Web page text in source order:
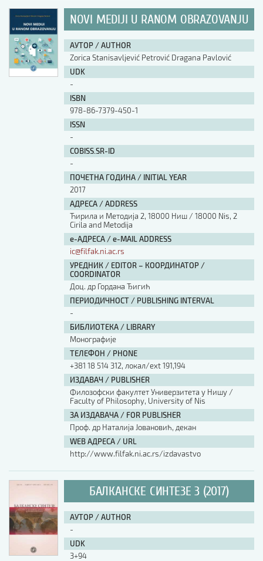
NOVI MEDIJI U RANOM OBRAZOVANJU
АУТОР / AUTHOR
Zorica Stanisavljević Petrović Dragana Pavlović
UDK
-
ISBN
978-86-7379-450-1
ISSN
-
COBISS.SR-ID
-
ПОЧЕТНА ГОДИНА / INITIAL YEAR
2017
АДРЕСА / ADDRESS
Ћирила и Методија 2, 18000 Ниш / 18000 Nis, 2
Cirila and Metodija
е-АДРЕСА / e-MAIL ADDRESS
ic@filfak.ni.ac.rs
УРЕДНИК / EDITOR – КООРДИНАТОР /
COORDINATOR
Доц. др Гордана Ђигић
ПЕРИОДИЧНОСТ / PUBLISHING INTERVAL
-
БИБЛИОТЕКА / LIBRARY
Монографије
ТЕЛЕФОН / PHONE
+381 18 514 312, локал/ext 191,194
ИЗДАВАЧ / PUBLISHER
Филозофски факултет Универзитета у Нишу /
Faculty of Philosophy, University of Nis
ЗА ИЗДАВАЧА / FOR PUBLISHER
Проф. др Наталија Јовановић, декан
WEB АДРЕСА / URL
http://www.filfak.ni.ac.rs/izdavastvo
БАЛКАНСКЕ СИНТЕЗЕ 3 (2017)
АУТОР / AUTHOR
-
UDK
3+94